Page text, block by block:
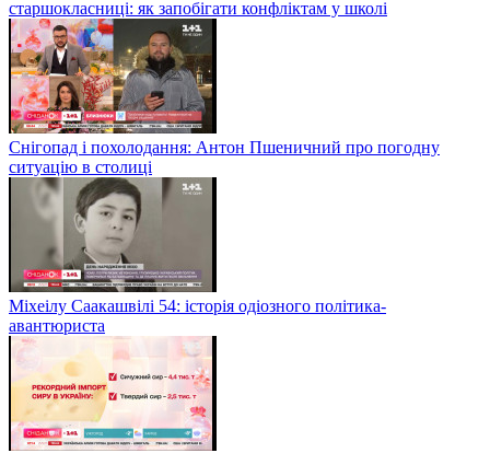
старшокласниці: як запобігати конфліктам у школі
Снігопад і похолодання: Антон Пшеничний про погодну
ситуацію в столиці
Міхеілу Саакашвілі 54: історія одіозного політика-
авантюриста